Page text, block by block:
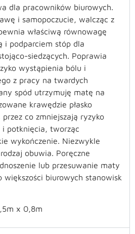
dla pracowników biurowych.
i samopoczucie, walcząc z
właściwą równowagę
i podparciem stóp dla
siedzących. Poprawia
wystąpienia bólu i
z pracy na twardych
spód utrzymuję matę na
krawędzie płasko
co zmniejszają ryzyko
potknięcia, tworząc
wykończenie. Niezwykle
obuwia. Poręczne
lub przesuwanie maty
większości biurowych stanowisk
x 0,8m